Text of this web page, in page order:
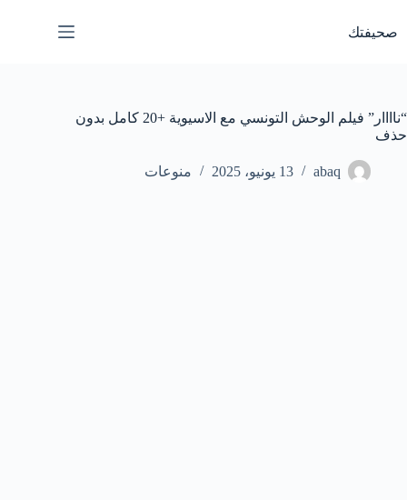
المحتوى
صحيفتك
“ناااار” فيلم الوحش التونسي مع الاسيوية +20 كامل بدون
حذف
abaq 13 يونيو، 2025 منوعات